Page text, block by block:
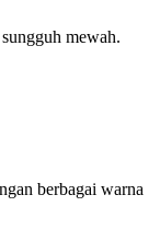
mewah.
berbagai warna